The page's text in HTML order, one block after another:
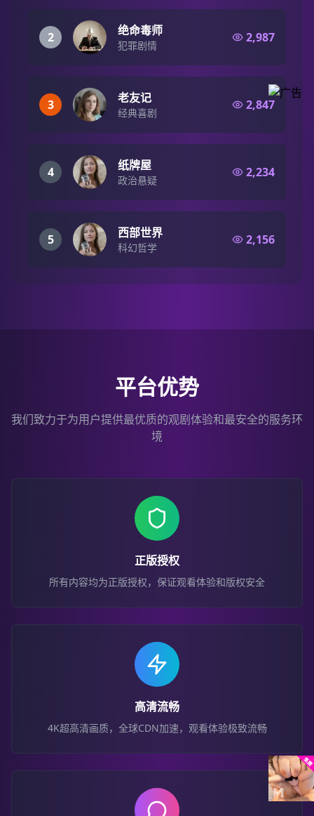
2 绝命毒师
犯罪剧情
2,987
3 老友记
经典喜剧
2,847
4 纸牌屋
政治悬疑
2,234
5 西部世界
科幻哲学
2,156
平台优势
我们致力于为用户提供最优质的观剧体验和最安全的服务环
境
正版授权
所有内容均为正版授权，保证观看体验和版权安全
高清流畅
4K超高清画质，全球CDN加速，观看体验极致流畅